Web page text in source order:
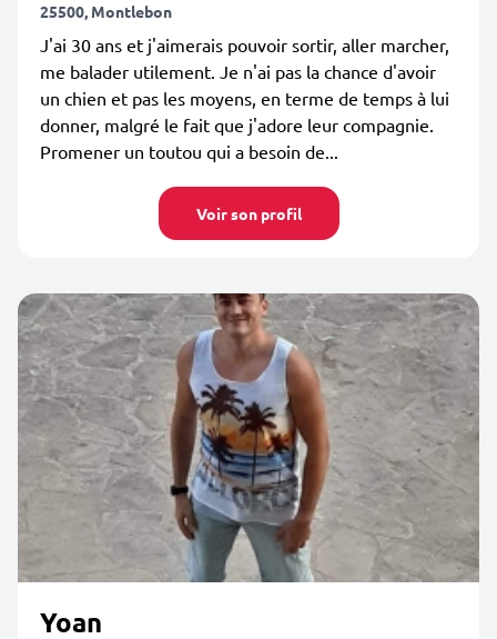
25500, Montlebon
J'ai 30 ans et j'aimerais pouvoir sortir, aller marcher,
me balader utilement. Je n'ai pas la chance d'avoir
un chien et pas les moyens, en terme de temps à lui
donner, malgré le fait que j'adore leur compagnie.
Promener un toutou qui a besoin de...
Voir son profil
Yoan